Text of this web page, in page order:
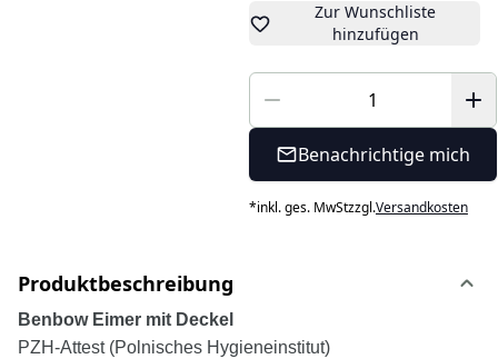
Zur Wunschliste
hinzufügen
Benachrichtige mich
*inkl. ges. MwStzzgl.Versandkosten
Produktbeschreibung
Benbow Eimer mit Deckel
PZH-Attest (Polnisches Hygieneinstitut)